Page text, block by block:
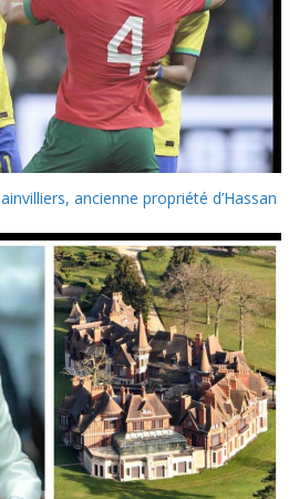
ancienne propriété d’Hassan